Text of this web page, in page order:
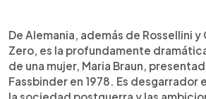
De Alemania, además de Rossellini y
Zero, es la profundamente
de una mujer, Maria Braun,
Fassbinder en 1978. Es desgarrador
la sociedad postguerra y las